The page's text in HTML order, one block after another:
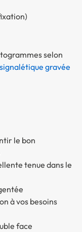
selon
signalétique gravée
le bon
tenue dans le
à vos besoins
face